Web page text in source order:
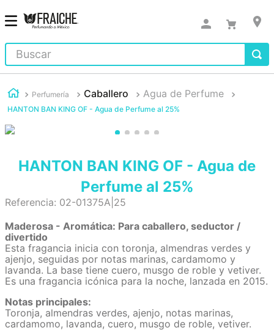
Buscar
Perfumería Caballero Agua de Perfume
HANTON BAN KING OF - Agua de Perfume al 25%
HANTON BAN KING OF - Agua de
Perfume al 25%
Referencia: 02-01375A|25
Maderosa - Aromática: Para caballero, seductor /
divertido
Esta fragancia inicia con toronja, almendras verdes y
ajenjo, seguidas por notas marinas, cardamomo y
lavanda. La base tiene cuero, musgo de roble y vetiver.
Es una fragancia icónica para la noche, lanzada en 2015.
Notas principales:
Toronja, almendras verdes, ajenjo, notas marinas,
cardamomo, lavanda, cuero, musgo de roble, vetiver.